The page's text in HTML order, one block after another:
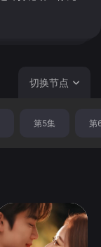
切换节点
第5集 第